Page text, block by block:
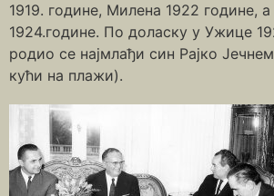
1919. године, Милена 1922 године,
1924.године. По доласку у Ужице
родио се најмлађи син Рајко
кући на плажи).